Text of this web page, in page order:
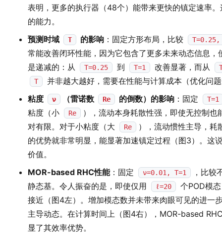
表明，更多的执行器（48个）能带来更快的镇定速率
的能力。
预测时域
T 的影响 ：固定方形布局，比较
常能改善闭环性能，因为它包含了更多未来动态信息
是递减的：从
T=0.25 到 T=1 改善显著，而从
T
并非越大越好，需要在性能与计算成本（优化问
粘度
ν （雷诺数 Re 的倒数）的影响 ：固定 T=1
粘度（小 Re
），流动本身耗散性强，即使无控制
对有限。对于小粘度（大
Re
），流动惯性主导，耗
的优势就非常明显，能显著加速镇定过程（图3）。这
价值。
MOR-based RHC性能：固定 ν=0.01, T=1
，比较
静态基。令人振奋的是，即使仅用
ℓ=20
个POD模
接近（图4左）。增加模态数并未带来肉眼可见的进一
主导动态。在计算时间上（图4右），MOR-based
显了其效率优势。